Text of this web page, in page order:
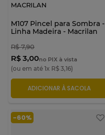
MACRILAN
M107 Pincel para Sombra -
Linha Madeira - Macrilan
R$ 7,90
R$ 3,00no PIX à vista
(ou em até 1x R$ 3,16)
ADICIONAR À SACOLA
-60%